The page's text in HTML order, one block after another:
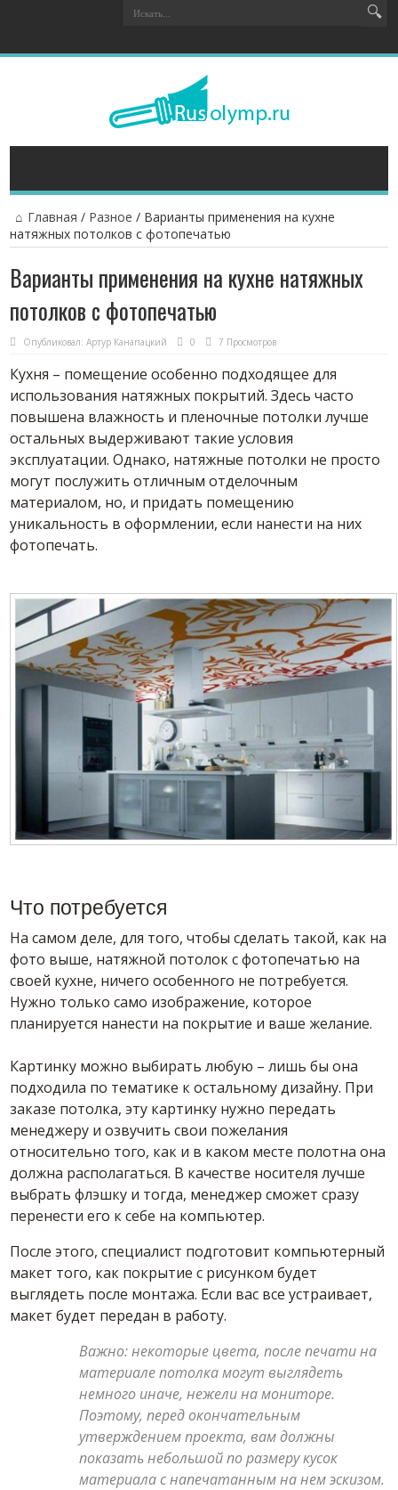
Главная / Разное / Варианты применения на кухне
натяжных потолков с фотопечатью
Варианты применения на кухне натяжных
потолков с фотопечатью
Опубликовал:Артур Канапацкий 0 7 Просмотров
Кухня – помещение особенно подходящее для
использования натяжных покрытий. Здесь часто
повышена влажность и пленочные потолки лучше
остальных выдерживают такие условия
эксплуатации. Однако, натяжные потолки не просто
могут послужить отличным отделочным
материалом, но, и придать помещению
уникальность в оформлении, если нанести на них
фотопечать.
Что потребуется
На самом деле, для того, чтобы сделать такой, как на
фото выше, натяжной потолок с фотопечатью на
своей кухне, ничего особенного не потребуется.
Нужно только само изображение, которое
планируется нанести на покрытие и ваше желание.
Картинку можно выбирать любую – лишь бы она
подходила по тематике к остальному дизайну. При
заказе потолка, эту картинку нужно передать
менеджеру и озвучить свои пожелания
относительно того, как и в каком месте полотна она
должна располагаться. В качестве носителя лучше
выбрать флэшку и тогда, менеджер сможет сразу
перенести его к себе на компьютер.
После этого, специалист подготовит компьютерный
макет того, как покрытие с рисунком будет
выглядеть после монтажа. Если вас все устраивает,
макет будет передан в работу.
Важно: некоторые цвета, после печати на
материале потолка могут выглядеть
немного иначе, нежели на мониторе.
Поэтому, перед окончательным
утверждением проекта, вам должны
показать небольшой по размеру кусок
материала с напечатанным на нем эскизом.